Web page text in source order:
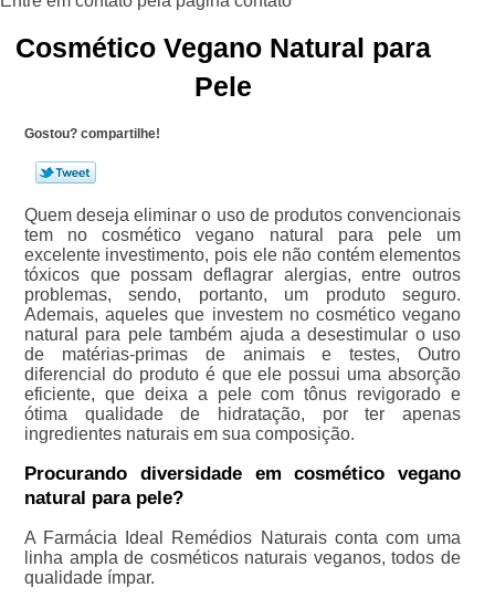
Cosmético Vegano Natural para
Pele
Gostou? compartilhe!
Quem deseja eliminar o uso de produtos convencionais
tem no cosmético vegano natural para pele um
excelente investimento, pois ele não contém elementos
tóxicos que possam deflagrar alergias, entre outros
problemas, sendo, portanto, um produto seguro.
Ademais, aqueles que investem no cosmético vegano
natural para pele também ajuda a desestimular o uso
de matérias-primas de animais e testes, Outro
diferencial do produto é que ele possui uma absorção
eficiente, que deixa a pele com tônus revigorado e
ótima qualidade de hidratação, por ter apenas
ingredientes naturais em sua composição.
Procurando diversidade em cosmético vegano
natural para pele?
A Farmácia Ideal Remédios Naturais conta com uma
linha ampla de cosméticos naturais veganos, todos de
qualidade ímpar.